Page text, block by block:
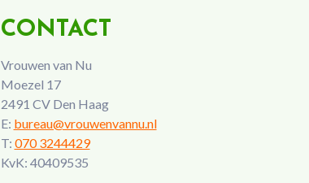
CONTACT
Vrouwen van Nu
Moezel 17
2491 CV Den Haag
E: bureau@vrouwenvannu.nl
T: 070 3244429
KvK: 40409535